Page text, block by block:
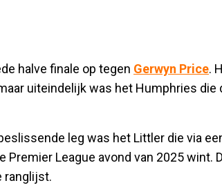
halve finale op tegen Gerwyn Price.
uiteindelijk was het Humphries die
leg was het Littler die via
League avond van 2025 wint.
ranglijst.